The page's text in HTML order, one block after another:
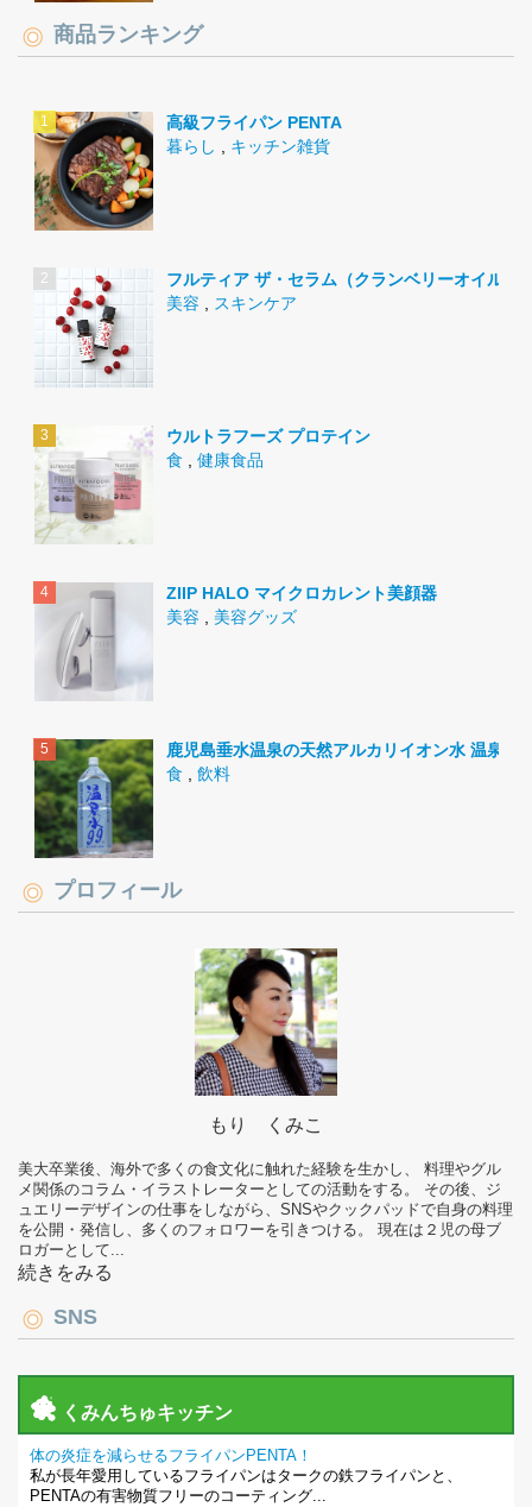
商品ランキング
高級フライパン PENTA
暮らし
キッチン雑貨
フルティア ザ・セラム（クランベリーオイル）
美容
スキンケア
ウルトラフーズ プロテイン
食
健康食品
ZIIP HALO マイクロカレント美顔器
美容
美容グッズ
鹿児島垂水温泉の天然アルカリイオン水 温泉水
食
飲料
プロフィール
もり くみこ
美大卒業後、海外で多くの食文化に触れた経験を生かし、 料理やグル
メ関係のコラム・イラストレーターとしての活動をする。 その後、ジ
ュエリーデザインの仕事をしながら、SNSやクックパッドで自身の料理
を公開・発信し、多くのフォロワーを引きつける。 現在は２児の母ブ
ロガーとして...
続きをみる
SNS
くみんちゅキッチン
体の炎症を減らせるフライパンPENTA！
私が長年愛用しているフライパンはタークの鉄フライパンと、
PENTAの有害物質フリーのコーティング...